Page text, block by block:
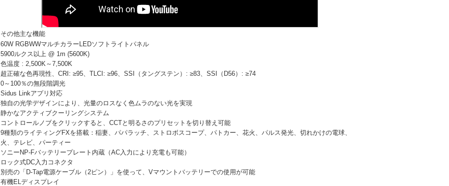
その他主な機能
60W RGBWWマルチカラーLEDソフトライトパネル
5900ルクス以上 @ 1m (5600K)
色温度 : 2,500K～7,500K
超正確な色再現性、CRI: ≥95、TLCI: ≥96、SSI（タングステン）: ≥83、SSI（D56）: ≥74
0～100％の無段階調光
Sidus Linkアプリ対応
独自の光学デザインにより、光量のロスなく色ムラのない光を実現
静かなアクティブクーリングシステム
コントロールノブをクリックすると、CCTと明るさのプリセットを切り替え可能
9種類のライティングFXを搭載：稲妻、パパラッチ、ストロボスコープ、パトカー、花火、パルス発光、切れかけの電球、
火、テレビ、パーティー
ソニーNP-Fバッテリープレート内蔵（AC入力により充電も可能）
ロック式DC入力コネクタ
別売の「D-Tap電源ケーブル（2ピン）」を使って、Vマウントバッテリーでの使用が可能
有機ELディスプレイ